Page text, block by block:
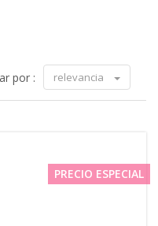
por : relevancia
PRECIO ESPECIAL